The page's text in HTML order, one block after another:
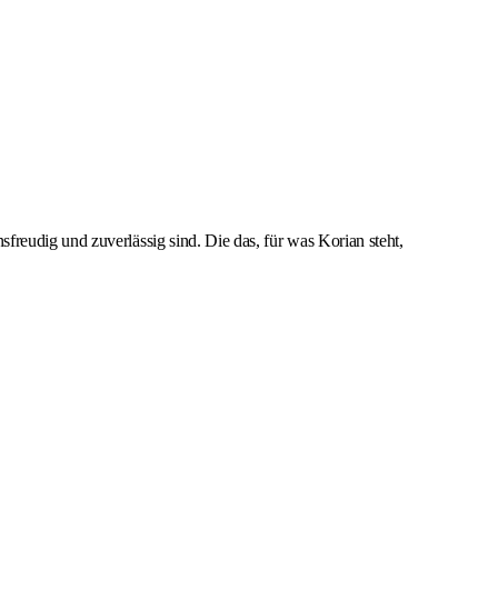
und zuverlässig sind. Die das, für was Korian steht,